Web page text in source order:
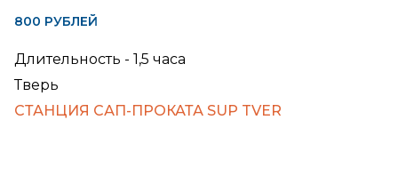
800 РУБЛЕЙ
Длительность - 1,5 часа
Тверь
СТАНЦИЯ САП-ПРОКАТА SUP TVER